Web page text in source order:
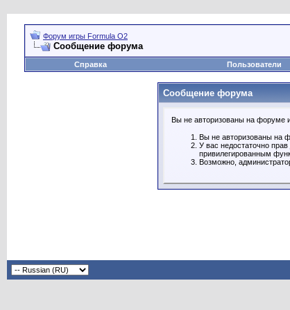
Форум игры Formula O2
Сообщение форума
Справка Пользователи
Сообщение форума
Вы не авторизованы на форуме
Вы не авторизованы на
У вас недостаточно
привилегированным
Возможно,